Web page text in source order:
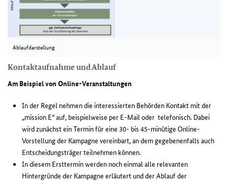
Ablaufdarstellung
Kontaktaufnahme und Ablauf
Am Beispiel von Online-Veranstaltungen
Inder Regel nehmen die interessierten Behörden Kontakt mit der
„mission E“ auf, beispielweise per E-Mail oder telefonisch. Dabei
wird zunächst ein Termin für eine 30- bis 45-minütige Online-
Vorstellung der Kampagne vereinbart, an dem gegebenenfalls auch
Entscheidungsträger teilnehmen können.
In diesem Ersttermin werden noch einmal alle relevanten
Hintergründe der Kampagne erläutert und der Ablaufder